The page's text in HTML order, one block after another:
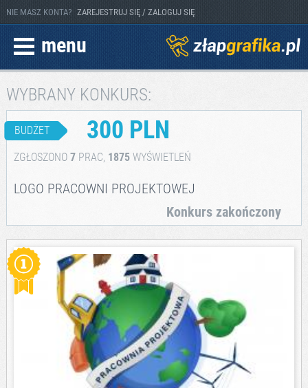
NIE MASZ KONTA? ZAREJESTRUJ SIĘ / ZALOGUJ SIĘ
menu
WYBRANY KONKURS:
BUDŻET 300 PLN
ZGŁOSZONO 7PRAC, 1875WYŚWIETLEŃ
LOGO PRACOWNI PROJEKTOWEJ
Konkurs zakończony